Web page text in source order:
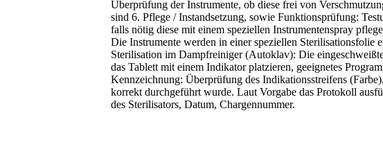
Überprüfung der Instrumente, ob diese frei von
sind 6. Pflege / Instandsetzung, sowie Funktionsprüfung:
falls nötig diese mit einem speziellen Instrumentenspray
Die Instrumente werden in einer speziellen Sterilisationsfolie
Sterilisation im Dampfreiniger (Autoklav): Die
das Tablett mit einem Indikator platzieren, geeignetes
Kennzeichnung: Überprüfung des Indikationsstreifens
korrekt durchgeführt wurde. Laut Vorgabe das Protokoll
des Sterilisators, Datum, Chargennummer.